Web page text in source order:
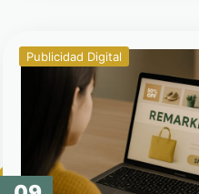
Publicidad Digital